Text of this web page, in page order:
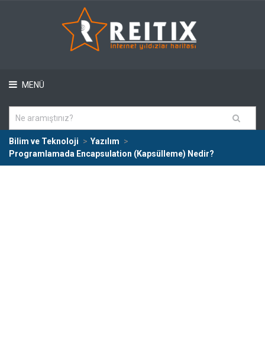
MENÜ
Bilim ve Teknoloji
Yazılım
Programlamada Encapsulation (Kapsülleme) Nedir?